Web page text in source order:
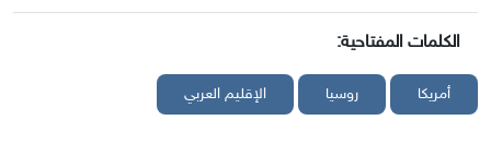
الكلمات المفتاحية:
أمريكا روسيا الإقليم العربي